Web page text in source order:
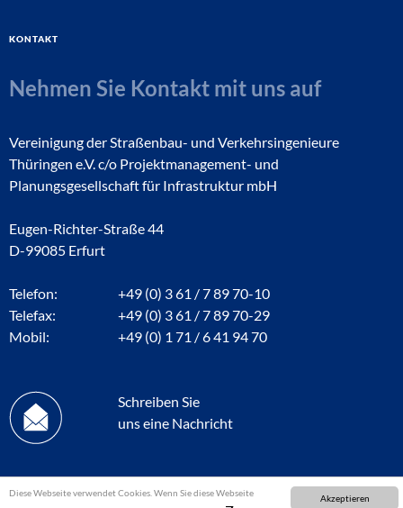
Akzeptieren
Diese Webseite verwendet Cookies. Wenn Sie diese Webseite
Kontakt
Nehmen Sie Kontakt mit uns auf
Vereinigung der Straßenbau- und Verkehrsingenieure
Thüringen e.V. c/o Projektmanagement- und
Planungsgesellschaft für Infrastruktur mbH
Eugen-Richter-Straße 44
D-99085 Erfurt
Telefon:
+49 (0) 3 61 / 7 89 70-10
Telefax:
+49 (0) 3 61 / 7 89 70-29
Mobil:
+49 (0) 1 71 / 6 41 94 70
Schreiben Sie
uns eine Nachricht